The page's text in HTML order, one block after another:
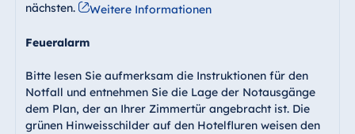
nächsten.
Weitere Informationen
Feueralarm
Bitte lesen Sie aufmerksam die Instruktionen für den
Notfall und entnehmen Sie die Lage der Notausgänge
dem Plan, der an Ihrer Zimmertür angebracht ist. Die
grünen Hinweisschilder auf den Hotelfluren weisen den